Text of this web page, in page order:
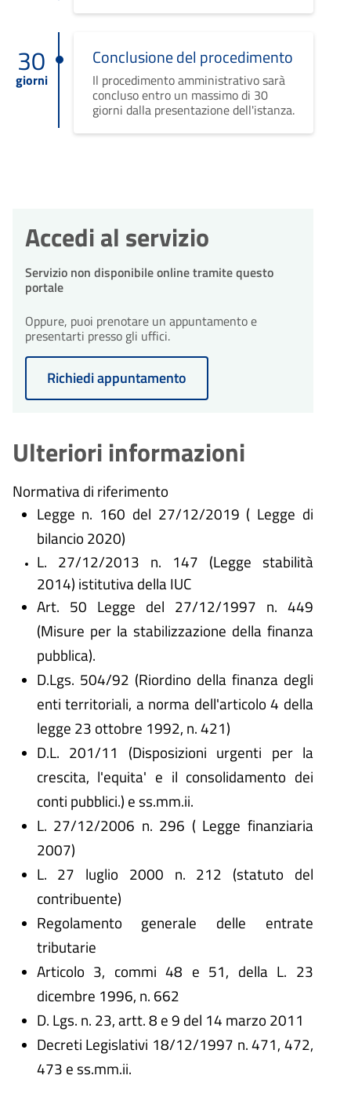
30
giorni
Conclusione del procedimento
Il procedimento amministrativo sarà
concluso entro un massimo di 30
giorni dalla presentazione dell'istanza.
Accedi al servizio
Servizio non disponibile online tramite questo
portale
Oppure, puoi prenotare un appuntamento e
presentarti presso gli uffici.
Richiedi appuntamento
Ulteriori informazioni
Normativa di riferimento
Legge n. 160 del 27/12/2019 ( Legge di
bilancio 2020)
L. 27/12/2013 n. 147 (Legge stabilità
2014) istitutiva della IUC
Art. 50 Legge del 27/12/1997 n. 449
(Misure per la stabilizzazione della finanza
pubblica).
D.Lgs. 504/92 (Riordino della finanza degli
enti territoriali, a norma dell'articolo 4 della
legge 23 ottobre 1992, n. 421)
D.L. 201/11 (Disposizioni urgenti per la
crescita, l'equita' e il consolidamento dei
conti pubblici.) e ss.mm.ii.
L. 27/12/2006 n. 296 ( Legge finanziaria
2007)
L. 27 luglio 2000 n. 212 (statuto del
contribuente)
Regolamento generale delle entrate
tributarie
Articolo 3, commi 48 e 51, della L. 23
dicembre 1996, n. 662
D. Lgs. n. 23, artt. 8 e 9 del 14 marzo 2011
Decreti Legislativi 18/12/1997 n. 471, 472,
473 e ss.mm.ii.